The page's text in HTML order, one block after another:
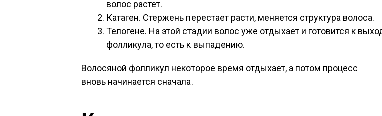
волос растет.
Катаген. Стержень перестает расти, меняется структура волоса.
Телогене. На этой стадии волос уже отдыхает и готовится к
фолликула, то есть к выпадению.
Волосяной фолликул некоторое время отдыхает, а потом процесс
вновь начинается сначала.